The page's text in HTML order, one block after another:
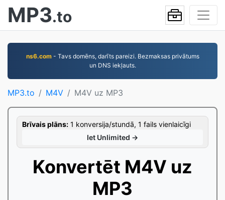
MP3.to
ns6.com- Tavs domēns, darīts pareizi. Bezmaksas privātums
un DNS iekļauts.
MP3.to M4V M4V uz MP3
Brīvais plāns: 1 konversija/stundā, 1 fails vienlaicīgi
Iet Unlimited →
Konvertēt M4V uz
MP3